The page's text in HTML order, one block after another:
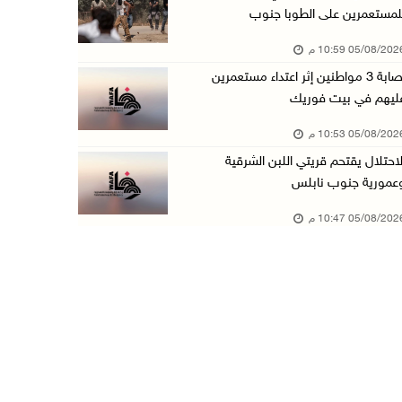
عبد السلام السيد يفوز بترشيح الديمقراطيين لمج ...
الهلال الأحمر: 8 إصابات إثر اعتداء الاحتلال ...
مخطط استعماري جديد في "جيلو" يهدد بعزل القدس ...
الاحتلال ينصب حاجزًا عسكريًا على مدخل بلدة دي ...
على الطوبا جنوب
08/2026 10:59 م
إصابة 3 مواطنين إثر اعتداء مستعمرين
في بيت فوريك
08/2026 10:53 م
يقتحم قريتي اللبن الشرقية
جنوب نابلس
08/2026 10:47 م